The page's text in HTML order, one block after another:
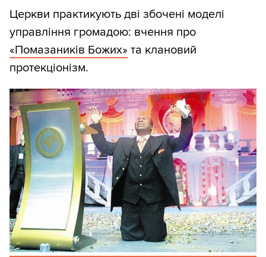
Церкви практикують дві збочені моделі
управління громадою: вчення про
«Помазаників Божих» та клановий
протекціонізм.